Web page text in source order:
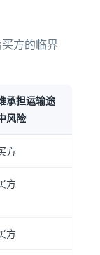
方的临界
承担运输途
风险
方
方
方